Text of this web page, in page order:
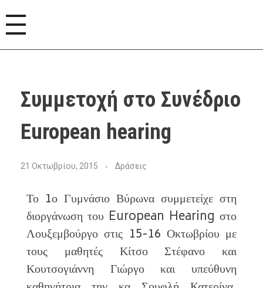
Συμμετοχή στο Συνέδριο
European hearing
21 Οκτωβρίου, 2015 Δράσεις
Το 1ο Γυμνάσιο Βύρωνα συμμετείχε στη
διοργάνωση του European Hearing στο
Λουξεμβούργο στις 15-16 Οκτωβρίου με
τους μαθητές Κίτσο Στέφανο και
Κουτσογιάννη Γιώργο και υπεύθυνη